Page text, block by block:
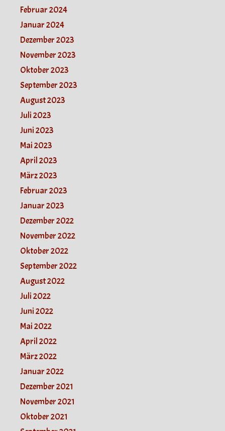
Februar 2024
Januar 2024
Dezember 2023
November 2023
Oktober 2023
September 2023
August 2023
Juli 2023
Juni 2023
Mai 2023
April 2023
März 2023
Februar 2023
Januar 2023
Dezember 2022
November 2022
Oktober 2022
September 2022
August 2022
Juli 2022
Juni 2022
Mai 2022
April 2022
März 2022
Januar 2022
Dezember 2021
November 2021
Oktober 2021